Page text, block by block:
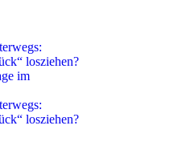
losziehen?
im
losziehen?